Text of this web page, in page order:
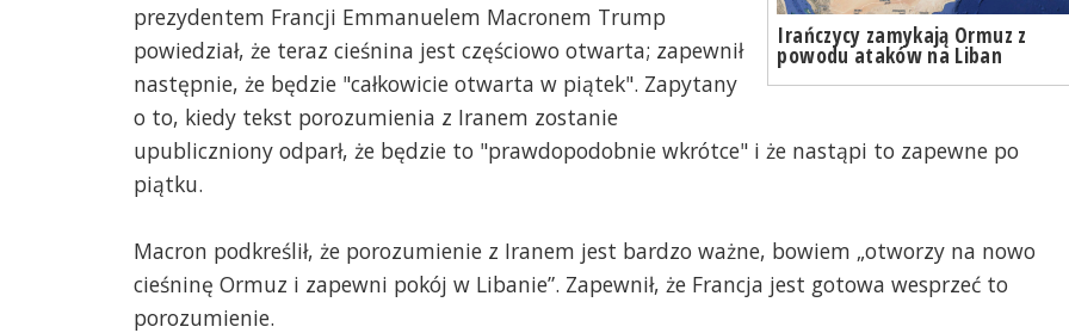
Irańczycy zamykają Ormuz z
powodu ataków na Liban
prezydentem Francji Emmanuelem Macronem Trump
powiedział, że teraz cieśnina jest częściowo otwarta; zapewnił
następnie, że będzie "całkowicie otwarta w piątek". Zapytany
o to, kiedy tekst porozumienia z Iranem zostanie
upubliczniony odparł, że będzie to "prawdopodobnie wkrótce" i że nastąpi to zapewne po
piątku.
Macron podkreślił, że porozumienie z Iranem jest bardzo ważne, bowiem „otworzy na nowo
cieśninę Ormuz i zapewni pokój w Libanie”. Zapewnił, że Francja jest gotowa wesprzeć to
porozumienie.